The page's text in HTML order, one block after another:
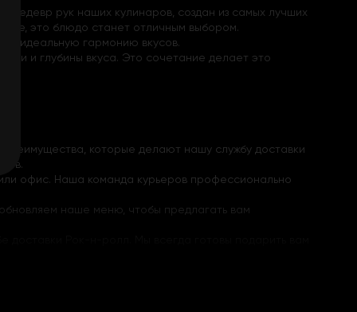
шедевр рук наших кулинаров, создан из самых лучших
это блюдо станет отличным выбором.
идеальную гармонию вкусов.
и глубины вкуса. Это сочетание делает это
которые делают нашу службу доставки
офис. Наша команда курьеров профессионально
наше меню, чтобы предлагать вам